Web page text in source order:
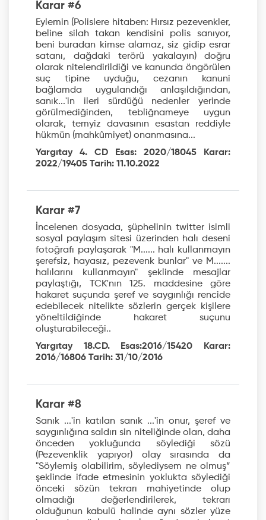
Karar #6
Eylemin (Polislere hitaben: Hırsız pezevenkler,
beline silah takan kendisini polis sanıyor,
beni buradan kimse alamaz, siz gidip esrar
satanı, dağdaki terörü yakalayın) doğru
olarak nitelendirildiği ve kanunda öngörülen
suç tipine uyduğu, cezanın kanuni
bağlamda uygulandığı anlaşıldığından,
sanık...'in ileri sürdüğü nedenler yerinde
görülmediğinden, tebliğnameye uygun
olarak, temyiz davasının esastan reddiyle
hükmün (mahkûmiyet) onanmasına...
Yargıtay 4. CD Esas: 2020/18045 Karar:
2022/19405 Tarih: 11.10.2022
Karar #7
İncelenen dosyada, şüphelinin twitter isimli
sosyal paylaşım sitesi üzerinden halı deseni
fotoğrafı paylaşarak "M...... halı kullanmayın
şerefsiz, hayasız, pezevenk bunlar" ve M.......
halılarını kullanmayın" şeklinde mesajlar
paylaştığı, TCK'nın 125. maddesine göre
hakaret suçunda şeref ve saygınlığı rencide
edebilecek nitelikte sözlerin gerçek kişilere
yöneltildiğinde hakaret suçunu
oluşturabileceği..
Yargıtay 18.CD. Esas:2016/15420 Karar:
2016/16806 Tarih: 31/10/2016
Karar #8
Sanık ...'in katılan sanık ...'in onur, şeref ve
saygınlığına saldırı sin niteliğinde olan, daha
önceden yokluğunda söylediği sözü
(Pezevenklik yapıyor) olay sırasında da
"Söylemiş olabilirim, söylediysem ne olmuş”
şeklinde ifade etmesinin yoklukta söylediği
önceki sözün tekrarı mahiyetinde olup
olmadığı değerlendirilerek, tekrarı
olduğunun kabulü halinde aynı sözler yüze